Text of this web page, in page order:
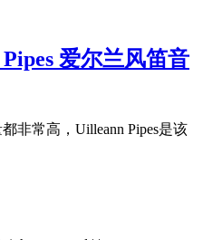
爱尔兰风笛音
非常高，Uilleann Pipes是该